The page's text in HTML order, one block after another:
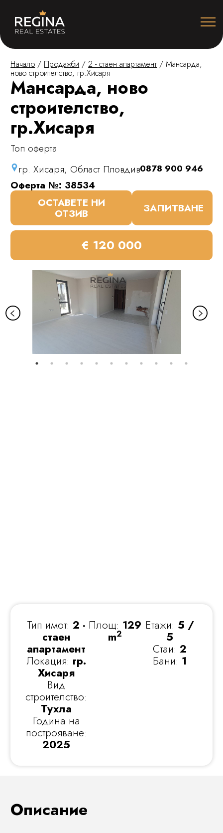
Начало / Продажби /2 - стаен апартамент /Мансарда,
ново строителство, гр.Хисаря
Мансарда, ново
строителство,
гр.Хисаря
Топ оферта
гр. Хисаря, Област Пловдив0878 900 946
Оферта №: 38534
ОСТАВЕТЕ НИ
ОТЗИВ ЗАПИТВАНЕ
€ 120 000
Тип имот:2 -
стаен
апартамент
Локация: гр.
Хисаря
Вид
строителство:
Тухла
Година на
построяване:
2025
Площ: 129
m2
Етажи: 5 /
5
Стаи:2
Бани: 1
Описание